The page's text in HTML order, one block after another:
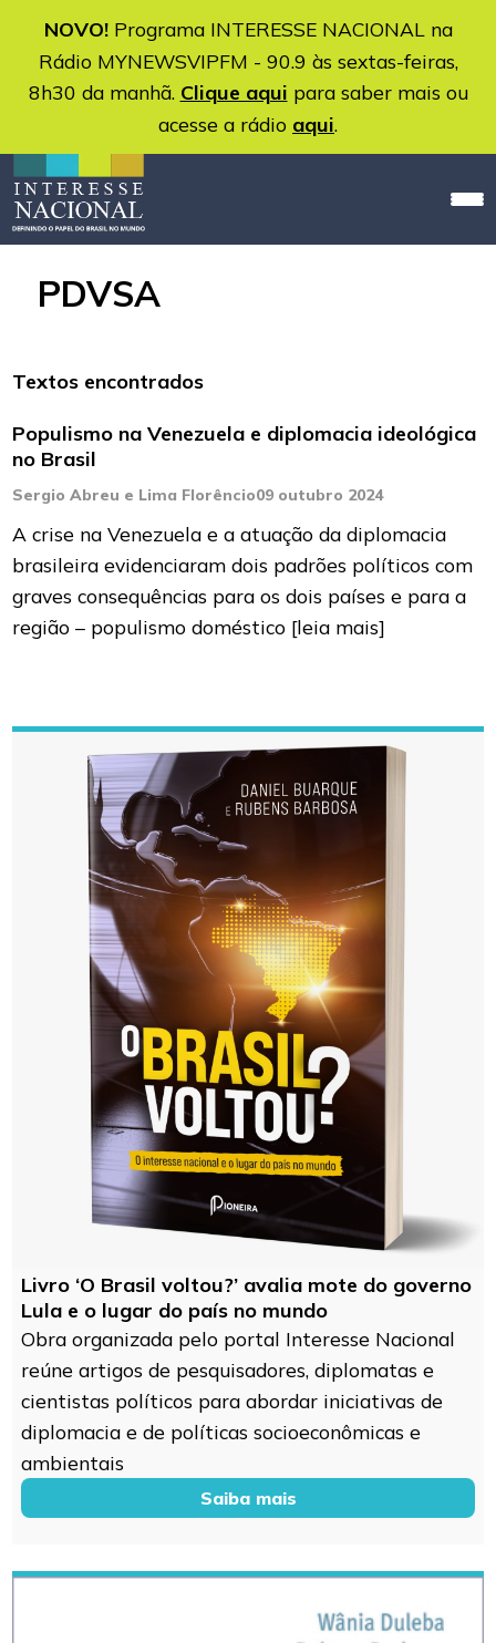
NOVO!Programa INTERESSE NACIONAL na
Rádio MYNEWSVIPFM - 90.9 às sextas-feiras,
8h30 da manhã. Clique aqui para saber mais ou
acesse a rádio aqui.
PDVSA
Textos encontrados
Populismo na Venezuela e diplomacia ideológica
no Brasil
Sergio Abreu e Lima Florêncio09 outubro 2024
A crise na Venezuela e a atuação da diplomacia
brasileira evidenciaram dois padrões políticos com
graves consequências para os dois países e para a
região – populismo doméstico [leia mais]
Livro ‘O Brasil voltou?’ avalia mote do governo
Lula e o lugar do país no mundo
Obra organizada pelo portal Interesse Nacional
reúne artigos de pesquisadores, diplomatas e
cientistas políticos para abordar iniciativas de
diplomacia e de políticas socioeconômicas e
ambientais
Saiba mais